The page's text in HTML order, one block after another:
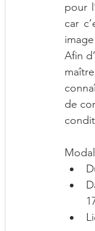
pour
car
Afin
de